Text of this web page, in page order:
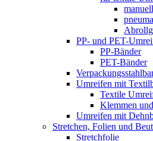
PP- und PET-
PP-Bänder
PET-Bänder
Umreifen mit
Textile
Klemmen
Umreifen mit
Stretchen, Folien und
Stretchfolie